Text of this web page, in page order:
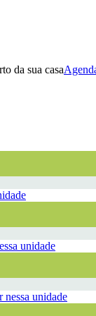
da sua casa
unidade
nessa unidade